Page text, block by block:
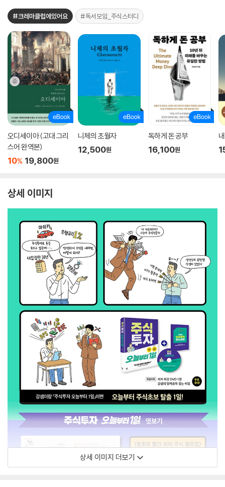
#크레마클럽에있어요 #독서모임_주식스터디
오디세이아 (고대 그리
스어 완역본)
10% 19,800원
니체의 초월자
12,500원
독하게 돈 공부
16,100원
상세 이미지
상세 이미지 더보기